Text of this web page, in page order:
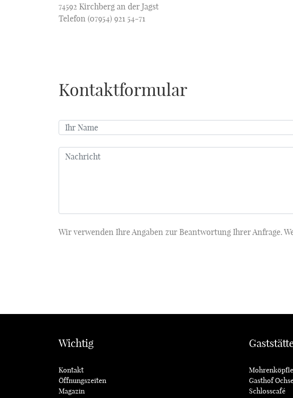
74592 Kirchberg an der Jagst
Telefon (07954) 921 54-71
Kontaktformular
Wir verwenden Ihre Angaben zur Beantwortung Ihrer Anfrage.
Wichtig
Kontakt
Öffnungszeiten
Magazin
Gasthof
Schlosscafé